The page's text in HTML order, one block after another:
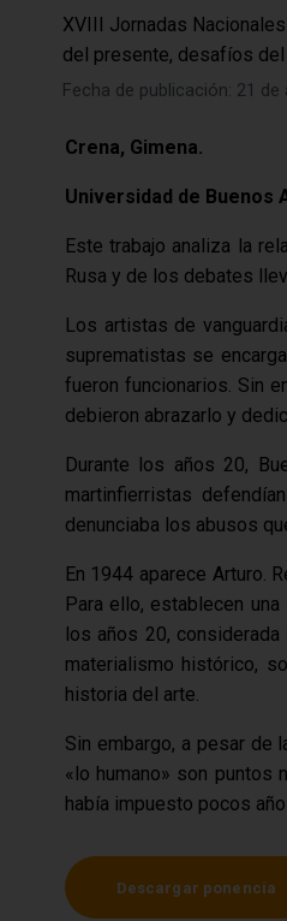
XVIII Jornadas
del presente, desafíos del
Fecha de publicación: 21 de
Crena, Gimena.
Universidad de Buenos
Este trabajo analiza la
Rusa y de los debates
Los artistas de
suprematistas se
fueron funcionarios. Sin
debieron abrazarlo y
Durante los años 20,
martinfierristas
denunciaba los abusos
En 1944 aparece Arturo.
Para ello, establecen
los años 20,
materialismo histórico,
historia del arte.
Sin embargo, a pesar de
«lo humano» son
había impuesto pocos
Descargar ponencia